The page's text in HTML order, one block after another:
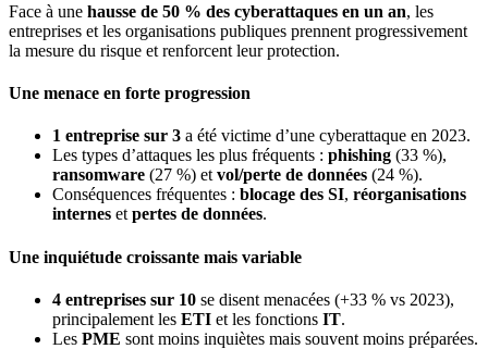
Face à une hausse de 50 % des cyberattaques en un an, les
entreprises et les organisations publiques prennent progressivement
la mesure du risque et renforcent leur protection.
Une menace en forte progression
1 entreprise sur 3 a été victime d’une cyberattaque en 2023.
Les types d’attaques les plus fréquents : phishing (33 %),
ransomware (27 %) etvol/perte de données (24 %).
Conséquences fréquentes : blocage des SI, réorganisations
internes etpertes de données.
Une inquiétude croissante mais variable
4 entreprises sur 10 se disent menacées (+33 % vs 2023),
principalement les ETI et les fonctions IT.
Les PME sont moins inquiètes mais souvent moins préparées.